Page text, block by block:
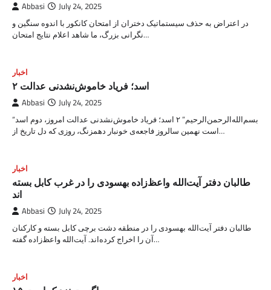
Abbasi July 24, 2025
در اعتراض به حذف سیستماتیک دختران از امتحان کانکور با اندوه سنگین و
نگرانی بزرگ، ما شاهد اعلام نتایج امتحان…
اخبار
۲ اسد؛ فریاد خاموش‌نشدنی عدالت
Abbasi July 24, 2025
“بسم‌الله‌الرحمن‌الرحیم” ۲ اسد؛ فریاد خاموش‌نشدنی عدالت امروز، دوم اسد
است نهمین سالروز فاجعه‌ی خونبار دهمزنگ، روزی که دل تاریخ از…
اخبار
طالبان دفتر آیت‌الله واعظ‌زاده بهسودی را در غرب کابل بسته
اند
Abbasi July 24, 2025
طالبان دفتر آیت‌الله بهسودی را در منطقه دشت برچی کابل بسته و کارکنان
آن را اخراج کرده‌اند. آیت‌الله واعظ‌زاده گفته…
اخبار